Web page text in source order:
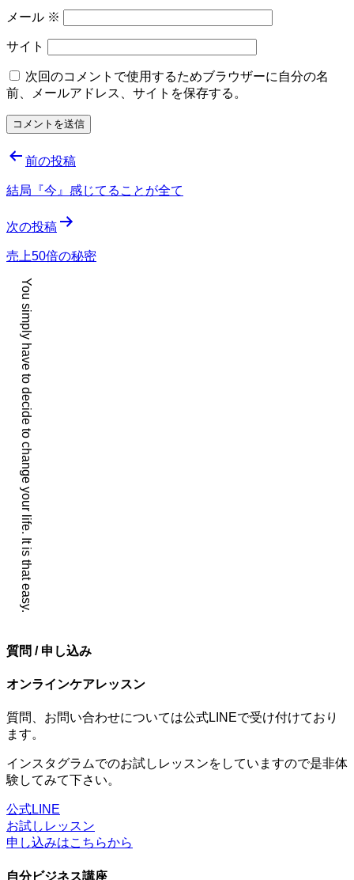
メール ※
サイト
次回のコメントで使用するためブラウザーに自分の名
前、メールアドレス、サイトを保存する。
投
稿
ビ
ゲ
ー
シ
ョ
ン
前の投稿
結局『今』感じてることが全て
次の投稿
売上50倍の秘密
You simply have to decide to change your life. It is that easy.
質問 / 申し込み
オンラインケアレッスン
質問、お問い合わせについては公式LINEで受け付けており
ます。
インスタグラムでのお試しレッスンをしていますので是非体
験してみて下さい。
公式LINE
お試しレッスン
申し込みはこちらから
自分ビジネス講座